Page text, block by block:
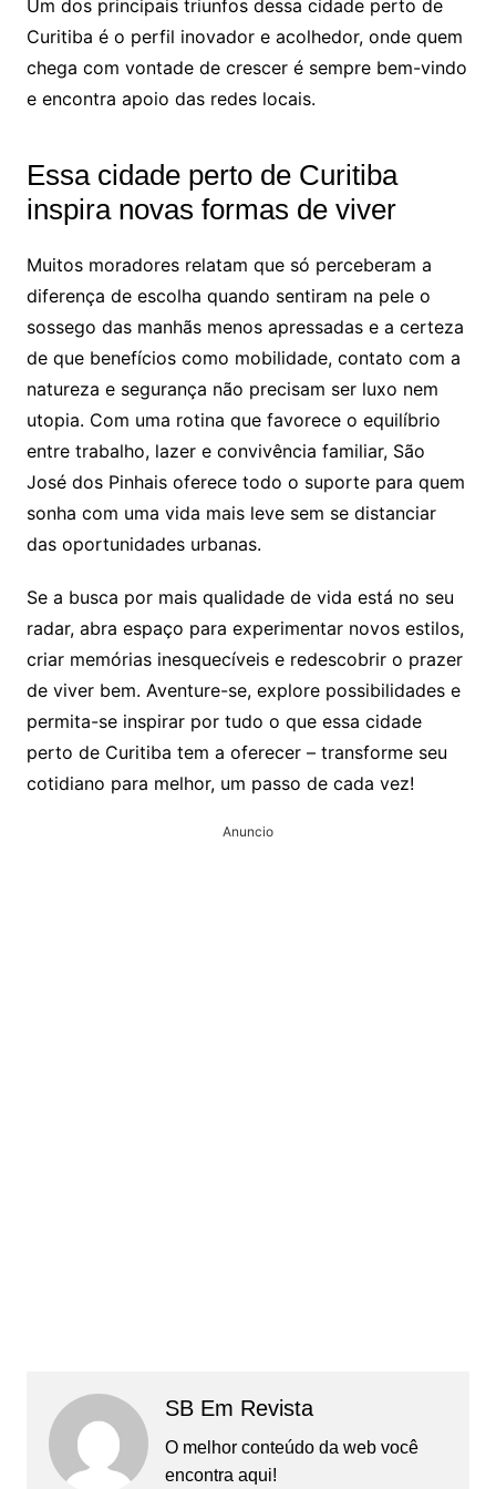
Um dos principais triunfos dessa cidade perto de
Curitiba é o perfil inovador e acolhedor, onde quem
chega com vontade de crescer é sempre bem-vindo
e encontra apoio das redes locais.
Essa cidade perto de Curitiba
inspira novas formas de viver
Muitos moradores relatam que só perceberam a
diferença de escolha quando sentiram na pele o
sossego das manhãs menos apressadas e a certeza
de que benefícios como mobilidade, contato com a
natureza e segurança não precisam ser luxo nem
utopia. Com uma rotina que favorece o equilíbrio
entre trabalho, lazer e convivência familiar, São
José dos Pinhais oferece todo o suporte para quem
sonha com uma vida mais leve sem se distanciar
das oportunidades urbanas.
Se a busca por mais qualidade de vida está no seu
radar, abra espaço para experimentar novos estilos,
criar memórias inesquecíveis e redescobrir o prazer
de viver bem. Aventure-se, explore possibilidades e
permita-se inspirar por tudo o que essa cidade
perto de Curitiba tem a oferecer – transforme seu
cotidiano para melhor, um passo de cada vez!
Anuncio
SB Em Revista
O melhor conteúdo da web você
encontra aqui!